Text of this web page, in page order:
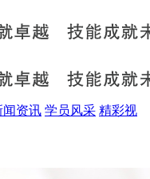
闻资讯 学员风采 精彩视